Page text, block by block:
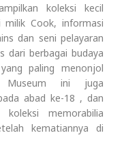
koleksi kecil
milik Cook, informasi
dan seni pelayaran
dari berbagai budaya
paling menonjol
Museum ini juga
abad ke-18 , dan
memorabilia
kematiannya di